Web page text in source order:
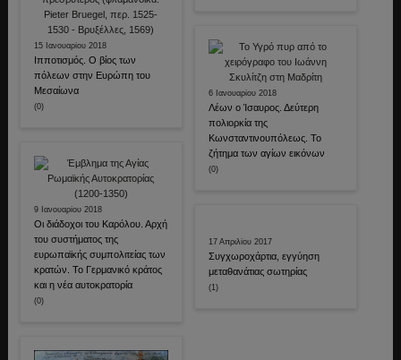
15 Ιανουαρίου 2018
Ιπποτισμός. Ο βίος των
πόλεων στην Ευρώπη του
Μεσαίωνα
(0)
9 Ιανουαρίου 2018
Οι διάδοχοι του Καρόλου. Αρχή
του συστήματος της
ευρωπαϊκής συμπολιτείας των
κρατών. Το Γερμανικό κράτος
και η νέα αυτοκρατορία
(0)
6 Ιανουαρίου 2018
Λέων ο Ίσαυρος. Δεύτερη
πολιορκία της
Κωνσταντινουπόλεως. Το
ζήτημα των αγίων εικόνων
(0)
17 Απριλίου 2017
Συγχωροχάρτια, εγγύηση
μεταθανάτιας σωτηρίας
(1)